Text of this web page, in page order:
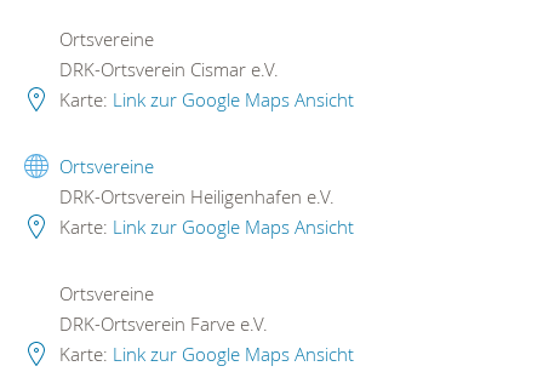
Ortsvereine
DRK-Ortsverein Cismar e.V.
Karte: Link zur Google Maps Ansicht
Ortsvereine
DRK-Ortsverein Heiligenhafen e.V.
Karte: Link zur Google Maps Ansicht
Ortsvereine
DRK-Ortsverein Farve e.V.
Karte: Link zur Google Maps Ansicht